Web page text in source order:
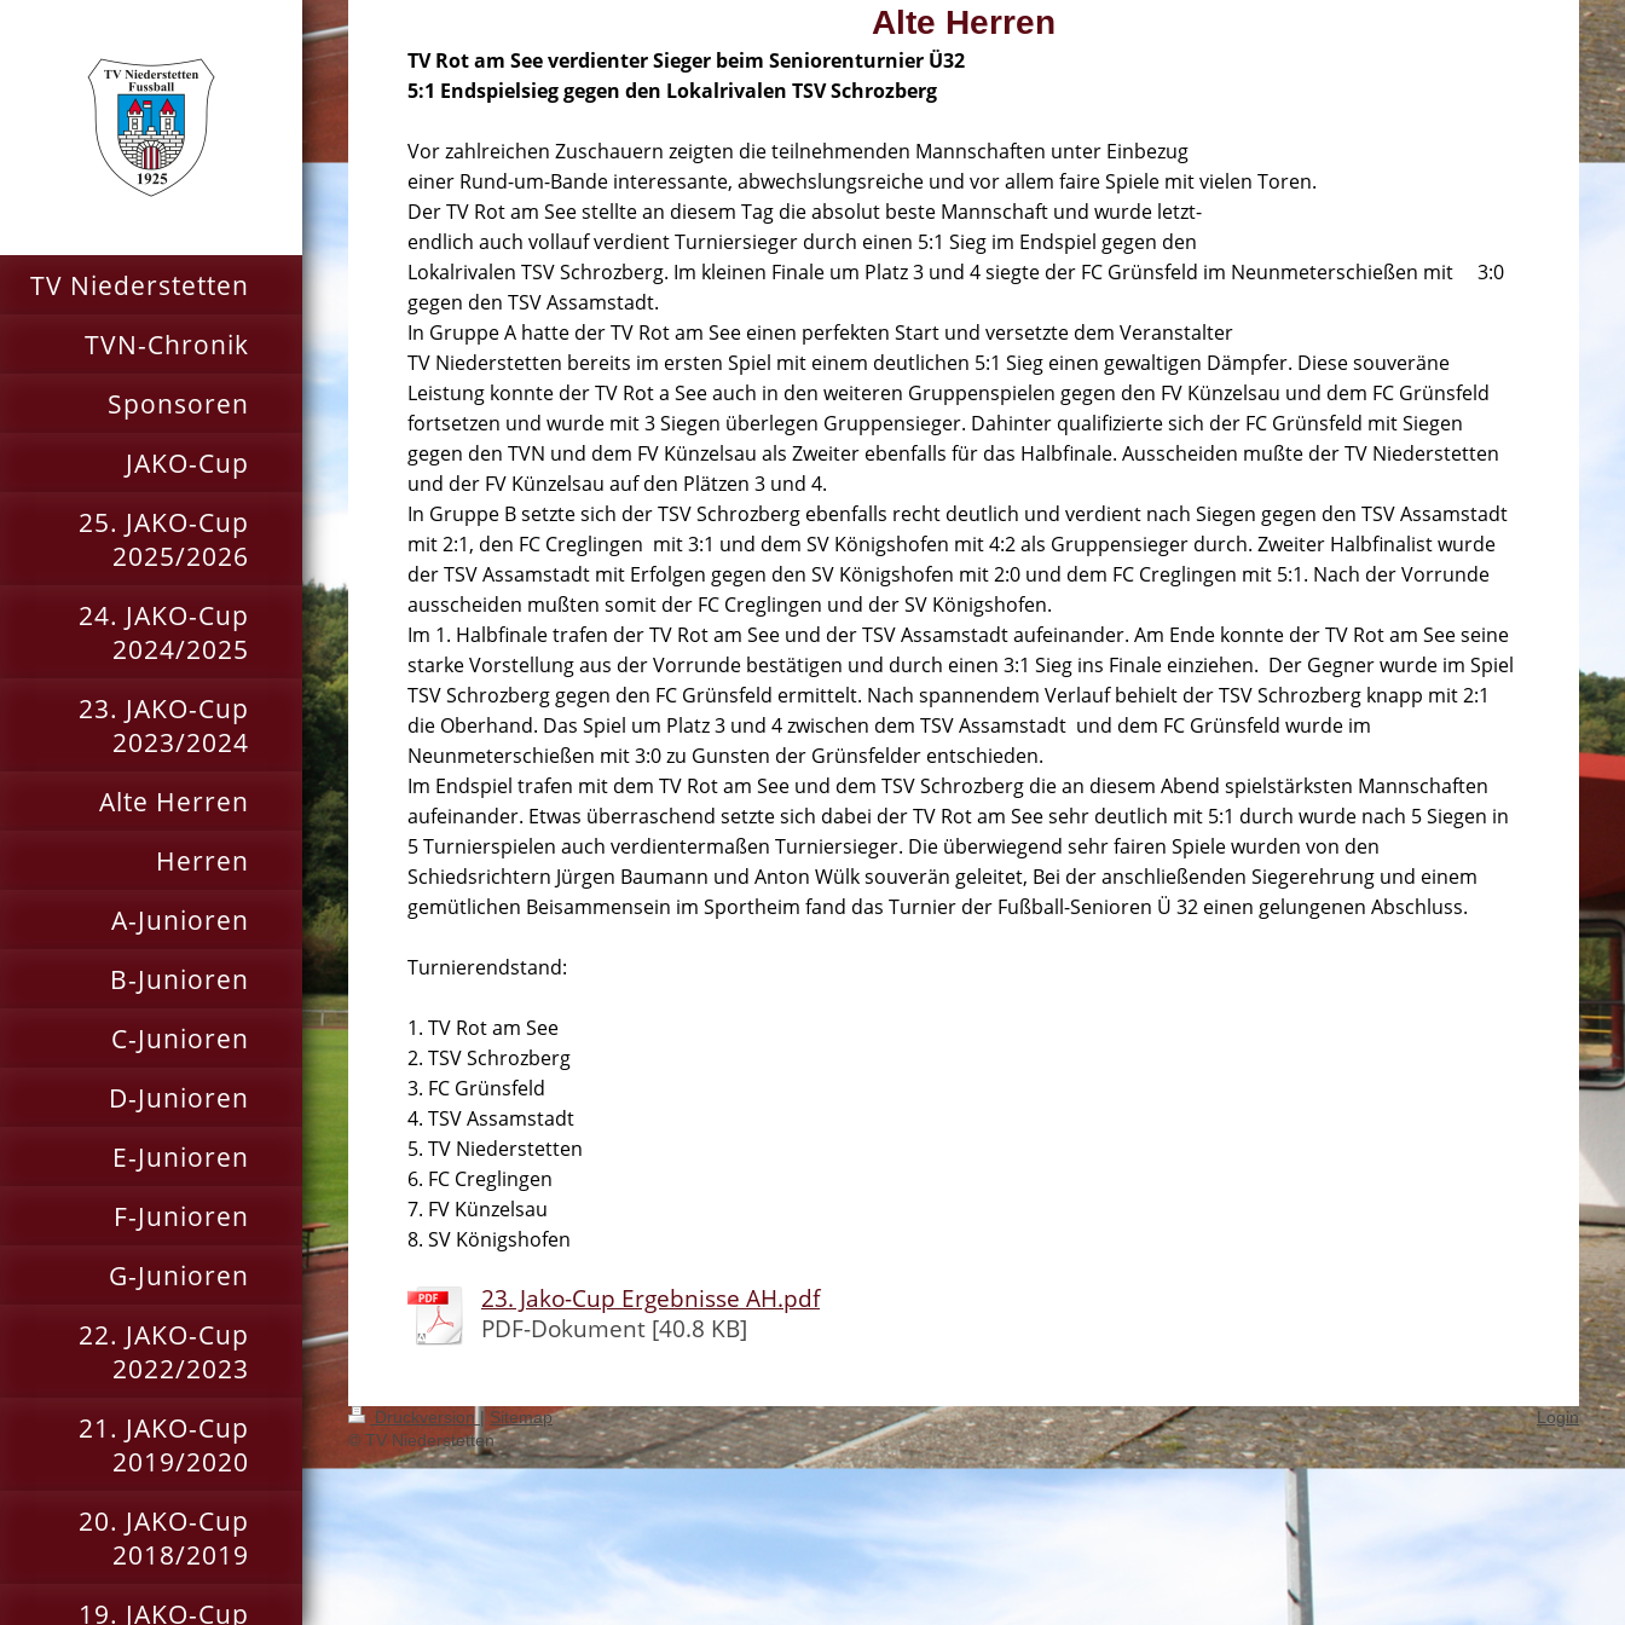
TV Niederstetten
TVN-Chronik
Sponsoren
JAKO-Cup
25. JAKO-Cup
2025/2026
24. JAKO-Cup
2024/2025
23. JAKO-Cup
2023/2024
Alte Herren
Herren
A-Junioren
B-Junioren
C-Junioren
D-Junioren
E-Junioren
F-Junioren
G-Junioren
22. JAKO-Cup
2022/2023
21. JAKO-Cup
2019/2020
20. JAKO-Cup
2018/2019
19. JAKO-Cup
Alte Herren
TV Rot am See verdienter Sieger beim Seniorenturnier Ü32
5:1 Endspielsieg gegen den Lokalrivalen TSV Schrozberg
Vor zahlreichen Zuschauern zeigten die teilnehmenden Mannschaften unter Einbezug
einer Rund-um-Bande interessante, abwechslungsreiche und vor allem faire Spiele mit vielen Toren.
Der TV Rot am See stellte an diesem Tag die absolut beste Mannschaft und wurde letzt-
endlich auch vollauf verdient Turniersieger durch einen 5:1 Sieg im Endspiel gegen den
Lokalrivalen TSV Schrozberg. Im kleinen Finale um Platz 3 und 4 siegte der FC Grünsfeld im Neunmeterschießen mit 3:0
gegen den TSV Assamstadt.
In Gruppe A hatte der TV Rot am See einen perfekten Start und versetzte dem Veranstalter
TV Niederstetten bereits im ersten Spiel mit einem deutlichen 5:1 Sieg einen gewaltigen Dämpfer. Diese souveräne
Leistung konnte der TV Rot a See auch in den weiteren Gruppenspielen gegen den FV Künzelsau und dem FC Grünsfeld
fortsetzen und wurde mit 3 Siegen überlegen Gruppensieger. Dahinter qualifizierte sich der FC Grünsfeld mit Siegen
gegen den TVN und dem FV Künzelsau als Zweiter ebenfalls für das Halbfinale. Ausscheiden mußte der TV Niederstetten
und der FV Künzelsau auf den Plätzen 3 und 4.
In Gruppe B setzte sich der TSV Schrozberg ebenfalls recht deutlich und verdient nach Siegen gegen den TSV Assamstadt
mit 2:1, den FC Creglingen mit 3:1 und dem SV Königshofen mit 4:2 als Gruppensieger durch. Zweiter Halbfinalist wurde
der TSV Assamstadt mit Erfolgen gegen den SV Königshofen mit 2:0 und dem FC Creglingen mit 5:1. Nach der Vorrunde
ausscheiden mußten somit der FC Creglingen und der SV Königshofen.
Im 1. Halbfinale trafen der TV Rot am See und der TSV Assamstadt aufeinander. Am Ende konnte der TV Rot am See seine
starke Vorstellung aus der Vorrunde bestätigen und durch einen 3:1 Sieg ins Finale einziehen. Der Gegner wurde im Spiel
TSV Schrozberg gegen den FC Grünsfeld ermittelt. Nach spannendem Verlauf behielt der TSV Schrozberg knapp mit 2:1
die Oberhand. Das Spiel um Platz 3 und 4 zwischen dem TSV Assamstadt und dem FC Grünsfeld wurde im
Neunmeterschießen mit 3:0 zu Gunsten der Grünsfelder entschieden.
Im Endspiel trafen mit dem TV Rot am See und dem TSV Schrozberg die an diesem Abend spielstärksten Mannschaften
aufeinander. Etwas überraschend setzte sich dabei der TV Rotam See sehr deutlich mit 5:1 durch wurde nach 5 Siegen in
5 Turnierspielen auch verdientermaßen Turniersieger. Die überwiegend sehr fairen Spiele wurden von den
Schiedsrichtern Jürgen Baumann und Anton Wülk souverän geleitet, Bei der anschließenden Siegerehrung und einem
gemütlichen Beisammensein im Sportheim fand das Turnier der Fußball-Senioren Ü 32 einen gelungenen Abschluss.
Turnierendstand:
1. TV Rot am See
2. TSV Schrozberg
3. FC Grünsfeld
4. TSV Assamstadt
5. TV Niederstetten
6. FC Creglingen
7. FV Künzelsau
8. SV Königshofen
23. Jako-Cup Ergebnisse AH.pdf
PDF-Dokument [40.8 KB]
Druckversion | Sitemap
© TV Niederstetten
Login